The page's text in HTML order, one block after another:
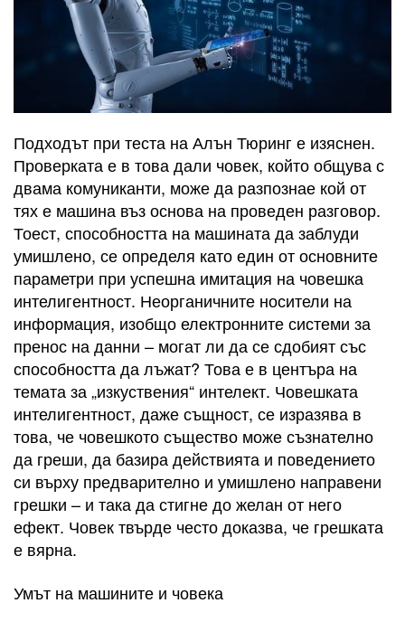
Подходът при теста на Алън Тюринг е изяснен.
Проверката е в това дали човек, който общува с
двама комуниканти, може да разпознае кой от
тях е машина въз основа на проведен разговор.
Тоест, способността на машината да заблуди
умишлено, се определя като един от основните
параметри при успешна имитация на човешка
интелигентност. Неорганичните носители на
информация, изобщо електронните системи за
пренос на данни – могат ли да се сдобият със
способността да лъжат? Това е в центъра на
темата за „изкуствения“ интелект. Човешката
интелигентност, даже същност, се изразява в
това, че човешкото същество може съзнателно
да греши, да базира действията и поведението
си върху предварително и умишлено направени
грешки – и така да стигне до желан от него
ефект. Човек твърде често доказва, че грешката
е вярна.
Умът на машините и човека